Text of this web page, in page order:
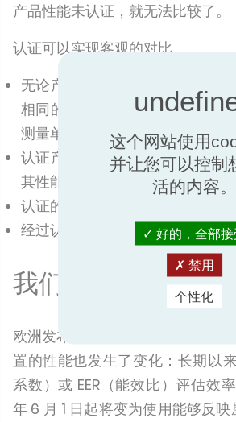
产品性能未认证，就无法比较了。
认证可以实现客观的对比。
无论产品是在哪个国家制造或销
相同的标准来评估产品性能，结
测量单位。
认证产品会由公正、独立且有资
其性能。
认证的产品是符合标准的。
经过认证的产品将根据制造商声
我们认证的性能
欧洲发布鼓励销售高性能取暖设
置的性能也发生了变化：长期以
系数）或 EER（能效比）评估效
年 6 月 1 日起将变为使用能够反
这个网站使用
并让您可以控制
活的内容。
好的，全部接
禁用
个性化